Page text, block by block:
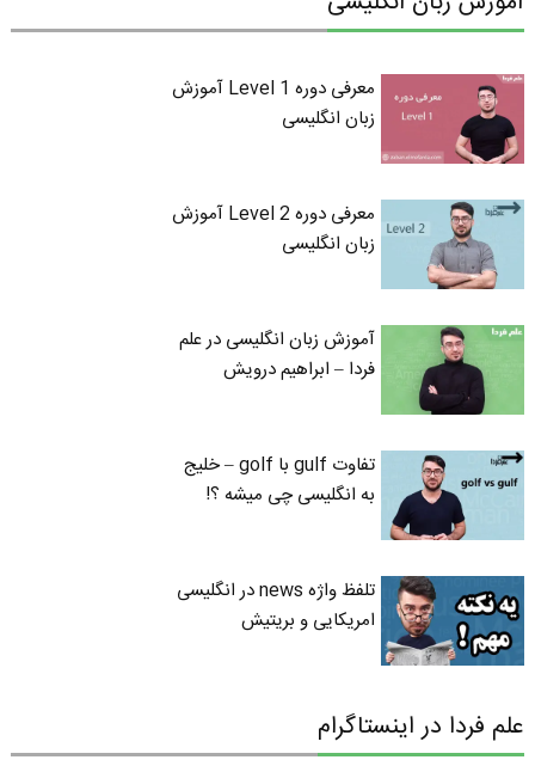
معرفی دوره Level 1 آموزش
زبان انگلیسی
معرفی دوره Level 2 آموزش
زبان انگلیسی
آموزش زبان انگلیسی در علم
فردا – ابراهیم درویش
تفاوت gulf با golf – خلیج
به انگلیسی چی میشه ؟!
تلفظ واژه news در انگلیسی
امریکایی و بریتیش
علم فردا در اینستاگرام